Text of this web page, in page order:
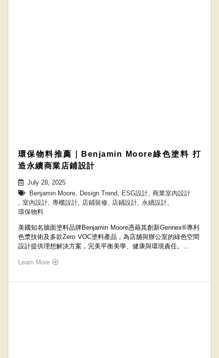
環保物料推薦｜Benjamin Moore綠色塗料 打
造永續商業店鋪設計
July 28, 2025
Benjamin Moore, Design Trend, ESG設計, 商業室內設計
, 室內設計, 專櫃設計, 店鋪裝修, 店鋪設計, 永續設計,
環保物料
美國知名牆面塗料品牌Benjamin Moore憑藉其創新Gennex®專利
色漿技術及多款Zero VOC塗料產品，為店舖與辦公室的綠色空間
設計提供理想解決方案，完美平衡美學、健康與環境責任。...
Learn More